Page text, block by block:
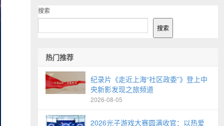
搜索
搜索
热门推荐
纪录片《走近上海“社区政委”》登上中
央新影发现之旅频道
2026-08-05
2026光子游戏大赛圆满收官：以热爱